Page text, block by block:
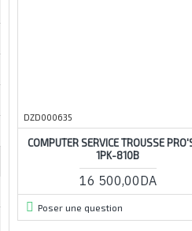
DZD000635
COMPUTER SERVICE TROUSSE
1PK-810B
16 500,00DA
Poser une question